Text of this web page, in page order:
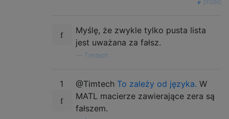
źródło
Myślę, że zwykle tylko pusta lista
jest uważana za fałsz.
Timtech
1 @Timtech To zależy od języka. W
MATL macierze zawierające zera są
fałszem.